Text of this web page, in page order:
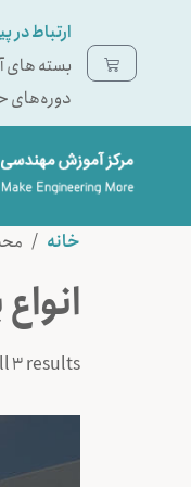
ارتباط در
بسته ‌های آموزشی
دوره‌های حضوری
خانه /
3 results